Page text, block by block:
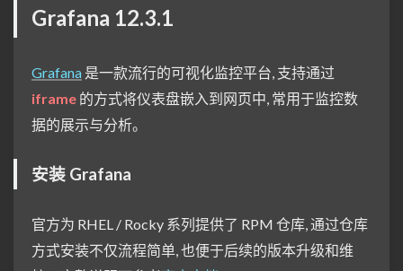
Grafana 12.3.1
Grafana 是一款流行的可视化监控平台, 支持通过
iframe 的方式将仪表盘嵌入到网页中, 常用于监控数
据的展示与分析。
安装 Grafana
官方为 RHEL / Rocky 系列提供了 RPM 仓库, 通过仓库
方式安装不仅流程简单, 也便于后续的版本升级和维